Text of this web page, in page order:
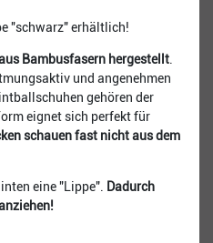
"schwarz" erhältlich!
Bambusfasern hergestellt
und angenehmen
gehören der
eignet sich perfekt für
schauen fast nicht aus dem
eine "Lippe".
Dadurch